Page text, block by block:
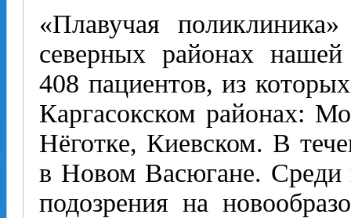
«Плавучая
северных районах
408 пациентов, из
Каргасокском районах:
Нёготке, Киевском. В
в Новом Васюгане. Среди
подозрения на